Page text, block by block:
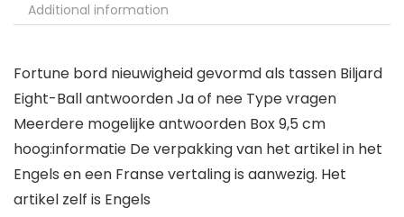
Additional information
Fortune bord nieuwigheid gevormd als tassen Biljard
Eight-Ball antwoorden Ja of nee Type vragen
Meerdere mogelijke antwoorden Box 9,5 cm
hoog:informatie De verpakking van het artikel in het
Engels en een Franse vertaling is aanwezig. Het
artikel zelf is Engels